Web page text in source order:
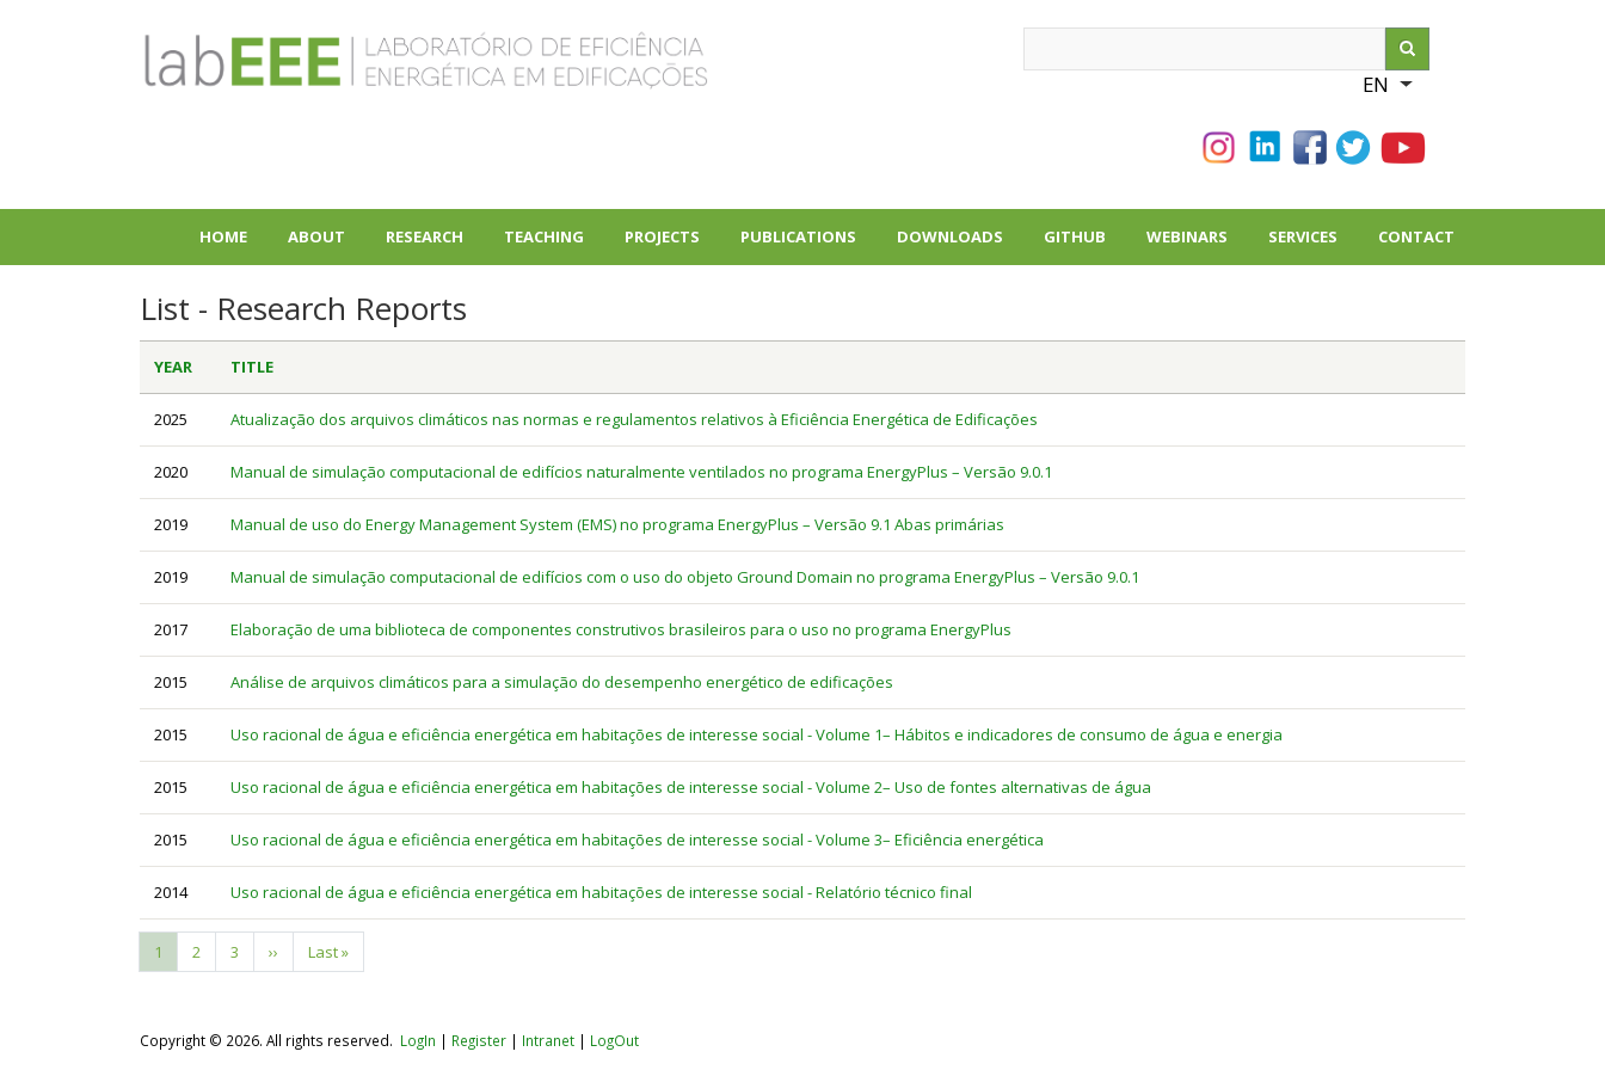
EN
List additional
HOME ABOUT RESEARCH TEACHING PROJECTS PUBLICATIONS DOWNLOADS GITHUB WEBINARS SERVICES CONTACT
List - Research Reports
YEAR TITLE
2025 Atualização dos arquivos climáticos nas normas e regulamentos relativos à Eficiência Energética de Edificações
2020 Manual de simulação computacional de edifícios naturalmente ventilados no programa EnergyPlus – Versão 9.0.1
2019 Manual de uso do Energy Management System (EMS) no programa EnergyPlus – Versão 9.1 Abas primárias
2019 Manual de simulação computacional de edifícios com o uso do objeto Ground Domain no programa EnergyPlus – Versão 9.0.1
2017 Elaboração de uma biblioteca de componentes construtivos brasileiros para o uso no programa EnergyPlus
2015 Análise de arquivos climáticos para a simulação do desempenho energético de edificações
2015 Uso racional de água e eficiência energética em habitações de interesse social - Volume 1– Hábitos e indicadores de consumo de água e energia
2015 Uso racional de água e eficiência energética em habitações de interesse social - Volume 2– Uso de fontes alternativas de água
2015 Uso racional de água e eficiência energética em habitações de interesse social - Volume 3– Eficiência energética
2014 Uso racional de água e eficiência energética em habitações de interesse social - Relatório técnico final
Pagination
Current
page
1 Page
2 Page
3
Next
page
››
Last
page
Last »
Copyright © 2026. All rights reserved. LogIn | Register | Intranet | LogOut